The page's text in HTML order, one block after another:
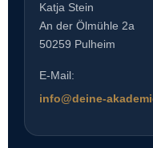
Katja Stein
An der Ölmühle 2a
50259 Pulheim
E-Mail:
info@deine-